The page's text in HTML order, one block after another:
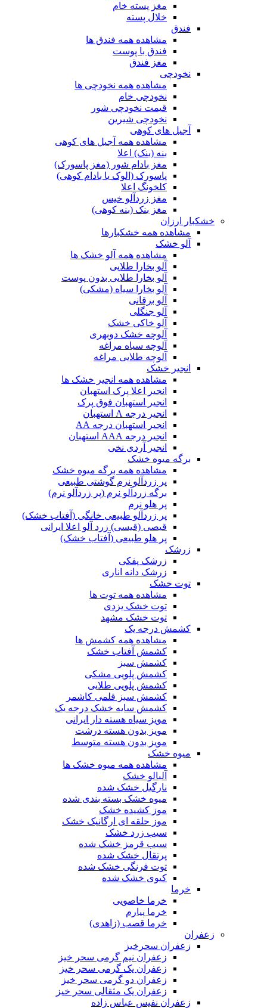
مغز پسته خام
خلال پسته
فندق
مشاهده همه فندق ها
فندق با پوست
مغز فندق
نخودچی
مشاهده همه نخودچی ها
نخودچی خام
قیمت نخودچی شور
نخودچی شیرین
آجیل های کوهی
مشاهده همه آجیل های کوهی
بنه (بنک) اعلا
مغز بادام شور (مغز پاسورک)
پاسورک (الوک یا بادام کوهی)
کلخونگ اعلا
مغز زردآلو خیس
مغز بنک (بنه کوهی)
خشکبار ارزان
مشاهده همه خشکبارها
آلو خشک
مشاهده همه آلو خشک ها
آلو بخارا طلایی
آلو بخارا طلایی بدون پوست
آلو بخارا سیاه (مشکی)
آلو برقانی
آلو جنگلی
آلو خاکی خشک
آلوچه خشک دوبهری
آلوچه سیاه مراغه
آلوچه طلایی مراغه
انجیر خشک
مشاهده همه انجیر خشک ها
انجیر اعلا پرک استهبان
انجیر استهبان فوق پرک
انجیر درجه A استهبان
انجیر استهبان درجه AA
انجیر درجه AAA استهبان
انجیر آردی نخی
برگه میوه خشک
مشاهده همه برگه میوه خشک
پر زردآلو نرم گوشتی طبیعی
برگه زردآلو نرم (پر زردآلو نرم)
پر هلو نرم
پر زردآلو طبیعی خانگی (آفتاب خشک)
قیصی (قیسی) زرد آلو اعلا ایرانی
پر هلو طبیعی (آفتاب خشک)
زرشک
زرشک پفکی
زرشک دانه اناری
توت خشک
مشاهده همه توت ها
توت خشک یزدی
توت خشک مشهد
کشمش درجه یک
مشاهده همه کشمش ها
کشمش آفتاب خشک
کشمش سبز
کشمش پلویی مشکی
کشمش پلویی طلایی
کشمش سبز قلمی کاشمر
کشمش سایه خشک درجه یک
مویز سیاه هسته دار ایرانی
مویز بدون هسته درشت
مویز بدون هسته متوسط
میوه خشک
مشاهده همه میوه خشک ها
آلبالو خشک
نارگیل خشک شده
میوه خشک بسته بندی شده
موز کشیده خشک
موز حلقه ای ارگانیک خشک
سیب زرد خشک
سیب قرمز خشک شده
پرتقال خشک شده
توت فرنگی خشک شده
کیوی خشک شده
خرما
خرما خاصویی
خرما پیارم
خرما قصب (زاهدی)
زعفران
زعفران سحرخیز
زعفران نیم گرمی سحر خیز
زعفران یک گرمی سحر خیز
زعفران دو گرمی سحر خیز
زعفران یک مثقالی سحر خیز
زعفران نفیس عباس زاده